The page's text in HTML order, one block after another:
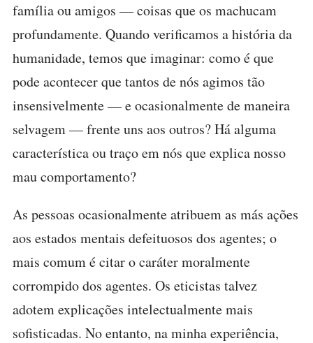
família ou amigos — coisas que os machucam
profundamente. Quando verificamos a história da
humanidade, temos que imaginar: como é que
pode acontecer que tantos de nós agimos tão
insensivelmente — e ocasionalmente de maneira
selvagem — frente uns aos outros? Há alguma
característica ou traço em nós que explica nosso
mau comportamento?
As pessoas ocasionalmente atribuem as más ações
aos estados mentais defeituosos dos agentes; o
mais comum é citar o caráter moralmente
corrompido dos agentes. Os eticistas talvez
adotem explicações intelectualmente mais
sofisticadas. No entanto, na minha experiência,